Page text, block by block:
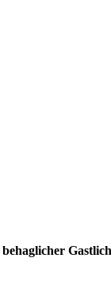
behaglicher